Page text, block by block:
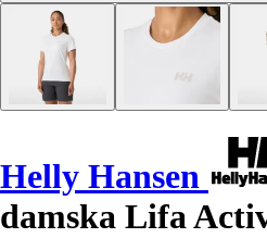
Helly Hansen
damska Lifa